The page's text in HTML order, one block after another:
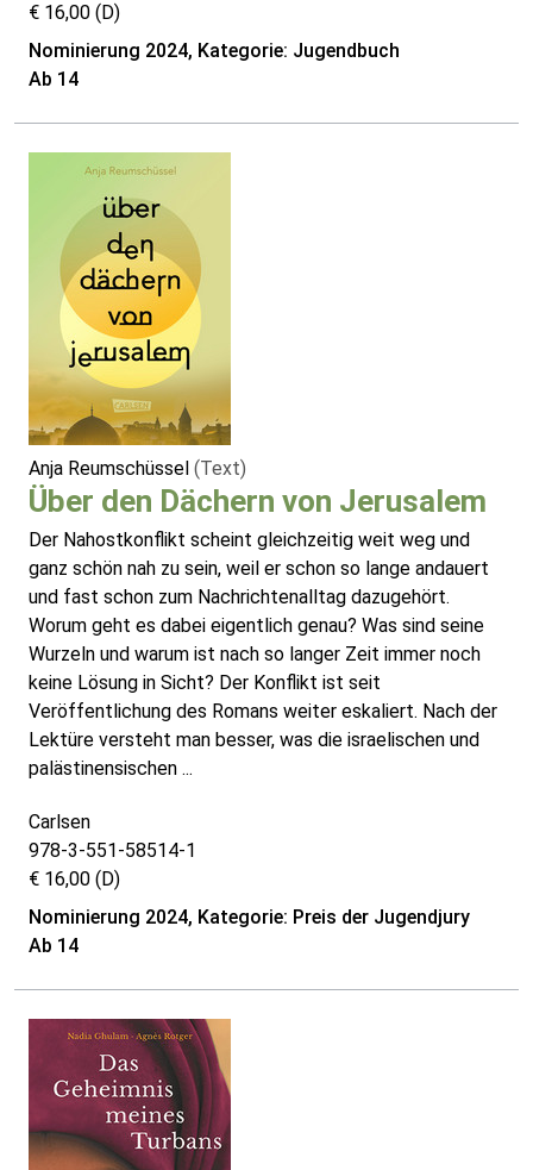
€ 16,00 (D)
Nominierung 2024, Kategorie: Jugendbuch
Ab 14
Anja Reumschüssel (Text)
Über den Dächern von Jerusalem
Der Nahostkonflikt scheint gleichzeitig weit weg und
ganz schön nah zu sein, weil er schon so lange andauert
und fast schon zum Nachrichtenalltag dazugehört.
Worum geht es dabei eigentlich genau? Was sind seine
Wurzeln und warum ist nach so langer Zeit immer noch
keine Lösung in Sicht? Der Konflikt ist seit
Veröffentlichung des Romans weiter eskaliert. Nach der
Lektüre versteht man besser, was die israelischen und
palästinensischen ...
Carlsen
978-3-551-58514-1
€ 16,00 (D)
Nominierung 2024, Kategorie: Preis der Jugendjury
Ab 14